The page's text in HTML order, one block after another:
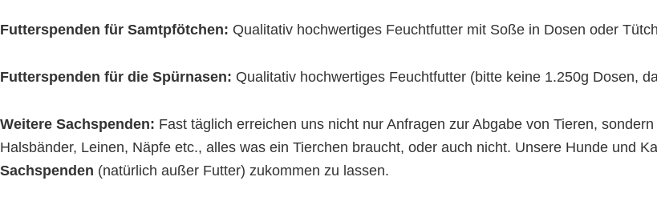
Futterspenden für Samtpfötchen: Qualitativ hochwertiges Feuchtfutter mit Soße in Dosen oder
Futterspenden für die Spürnasen: Qualitativ hochwertiges Feuchtfutter (bitte keine 1.250g Dosen,
Weitere Sachspenden: Fast täglich erreichen uns nicht nur Anfragen zur Abgabe von Tieren,
Halsbänder, Leinen, Näpfe etc., alles was ein Tierchen braucht, oder auch nicht. Unsere Hunde und
Sachspenden (natürlich außer Futter) zukommen zu lassen.